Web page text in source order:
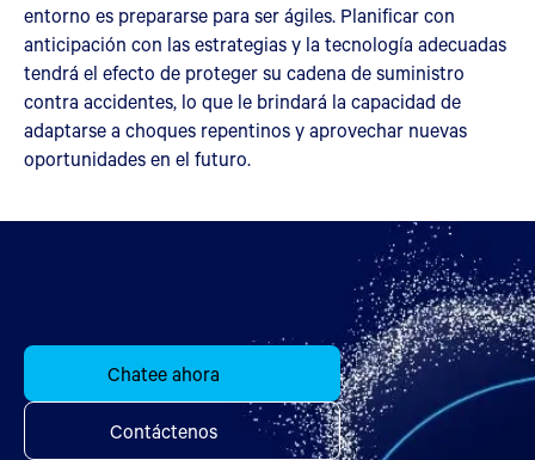
entorno es prepararse para ser ágiles. Planificar con
anticipación con las estrategias y la tecnología adecuadas
tendrá el efecto de proteger su cadena de suministro
contra accidentes, lo que le brindará la capacidad de
adaptarse a choques repentinos y aprovechar nuevas
oportunidades en el futuro.
Chatee ahora
Contáctenos